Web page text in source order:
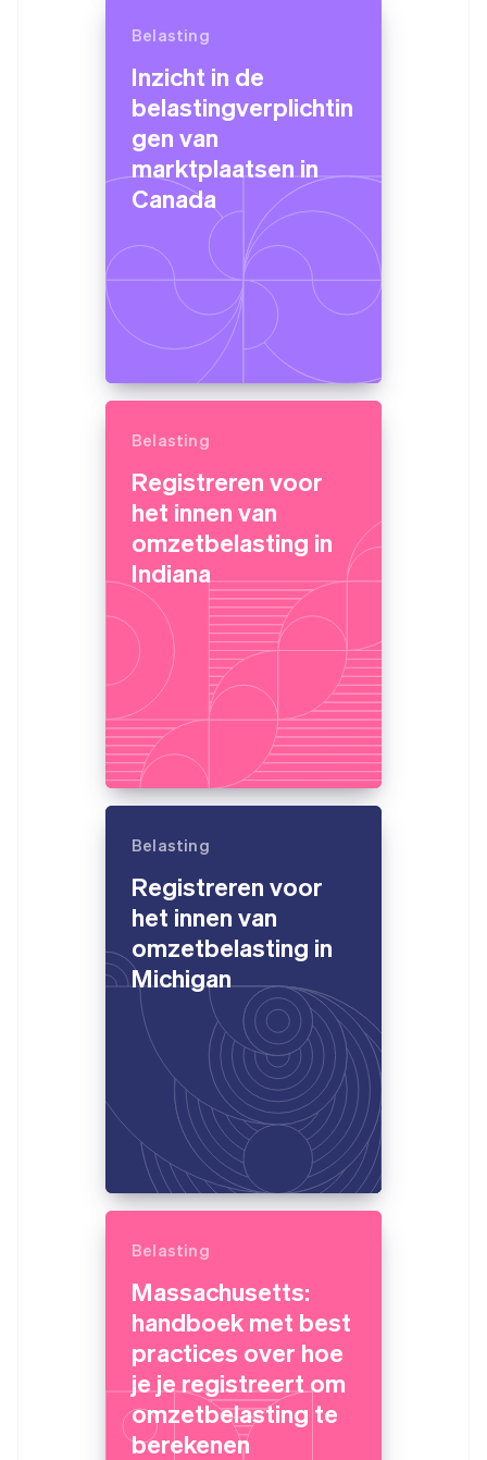
Belasting
Inzicht in de
belastingverplichtin
gen van
marktplaatsen in
Canada
Belasting
Registreren voor
het innen van
omzetbelasting in
Indiana
Belasting
Registreren voor
het innen van
omzetbelasting in
Michigan
Belasting
Massachusetts:
handboek met best
practices over hoe
je je registreert om
omzetbelasting te
berekenen